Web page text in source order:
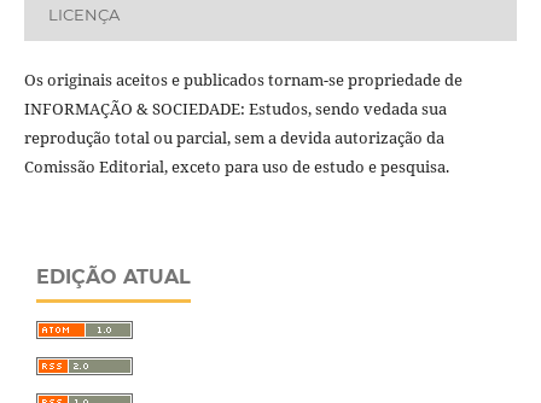
LICENÇA
Os originais aceitos e publicados tornam-se propriedade de
INFORMAÇÃO & SOCIEDADE: Estudos, sendo vedada sua
reprodução total ou parcial, sem a devida autorização da
Comissão Editorial, exceto para uso de estudo e pesquisa.
EDIÇÃO ATUAL